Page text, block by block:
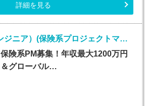
詳細を見る
SE（システムエンジニア）(保険系プロジェクトマネージャー/随時入社/正社員)
保険系PM募集！年収最大1200万円
＆グローバル…